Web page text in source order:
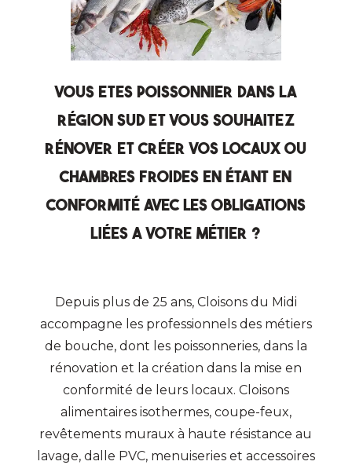
Vous etes poissonnier dans la
région Sud et vous souhaitez
rénover et créer vos locaux ou
chambres froides en étant en
conformité avec les obligations
liées a votre métier ?
Depuis plus de 25 ans, Cloisons du Midi
accompagne les professionnels des métiers
de bouche, dont les poissonneries, dans la
rénovation et la création dans la mise en
conformité de leurs locaux. Cloisons
alimentaires isothermes, coupe-feux,
revêtements muraux à haute résistance au
lavage, dalle PVC, menuiseries et accessoires